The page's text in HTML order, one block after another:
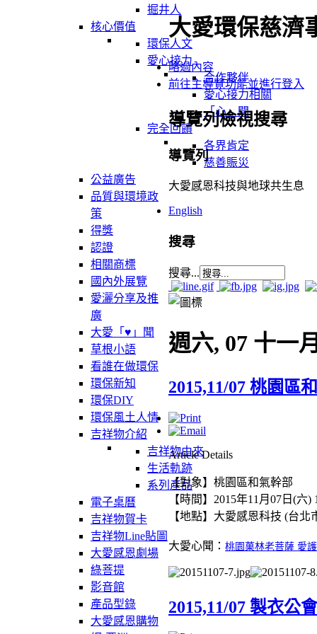
掘井人
核心價值
環保人文
愛心接力
合作夥伴
愛心接力相關
「心」聞
完全回饋
各界肯定
慈善賑災
公益廣告
品質與環境政
策
得獎
認證
相關商標
國內外展覽
愛灑分享及推
廣
大愛「♥」聞
草根小語
看誰在做環保
環保新知
環保DIY
環保風土人情
吉祥物介紹
吉祥物由來
生活軌跡
系列產品
電子桌曆
吉祥物賀卡
吉祥物Line貼圖
大愛感恩劇場
綠菩提
影音館
產品型錄
大愛感恩購物
大愛環保慈濟
略過內容
前往主導覽功能並進行登入
導覽列檢視搜尋
導覽列
大愛感恩科技與地球共生息
English
搜尋
搜尋...
週六, 07 十一
2015,11/07 桃園區
Article Details
【對象】桃園區和氣幹部
【時間】2015年11月07日(六)
【地點】大愛感恩科技 (台
大愛心聞： 桃園菓林老菩薩 愛
2015,11/07 製衣公